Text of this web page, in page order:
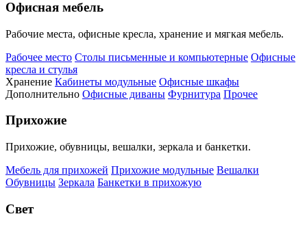
Офисная мебель
Рабочие места, офисные кресла, хранение и мягкая мебель.
Рабочее место Столы письменные и компьютерные Офисные
кресла и стулья
Хранение Кабинеты модульные Офисные шкафы
Дополнительно Офисные диваны Фурнитура Прочее
Прихожие
Прихожие, обувницы, вешалки, зеркала и банкетки.
Мебель для прихожей Прихожие модульные Вешалки
Обувницы Зеркала Банкетки в прихожую
Свет